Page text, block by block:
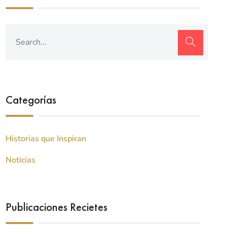
Categorías
Historias que Inspiran
Noticias
Publicaciones Recietes